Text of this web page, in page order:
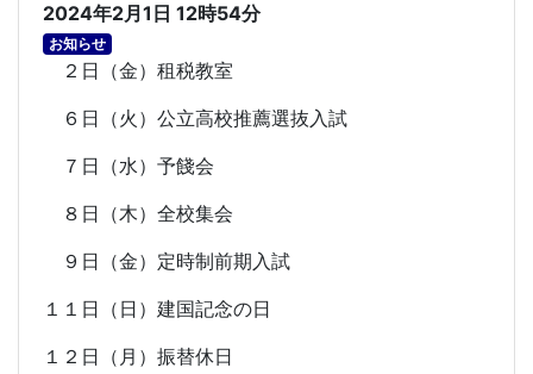
2024年2月1日 12時54分
お知らせ
２日（金）租税教室
６日（火）公立高校推薦選抜入試
７日（水）予餞会
８日（木）全校集会
９日（金）定時制前期入試
１１日（日）建国記念の日
１２日（月）振替休日